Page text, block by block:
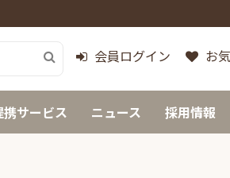
会員ログイン お
携サービス ニュース 採用情報